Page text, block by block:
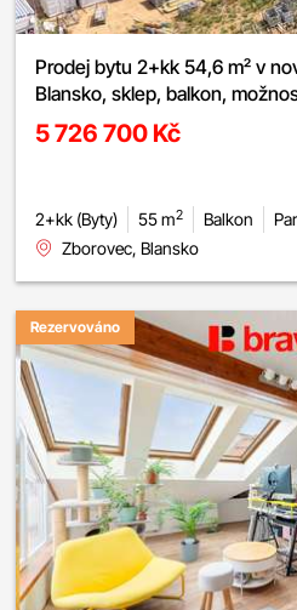
Prodej bytu 2+kk 54,6 m² v
Blansko, sklep, balkon,
5 726 700 Kč
2+kk (Byty) 55 m2 Balkon
Zborovec, Blansko
Rezervováno